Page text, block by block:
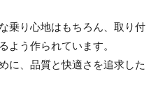
乗り心地はもちろん、取り付
よう作られています。
に、品質と快適さを追求した